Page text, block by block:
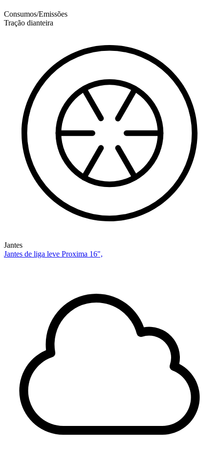
Consumos/Emissões
Tração dianteira
Jantes
Jantes de liga leve Proxima 16",